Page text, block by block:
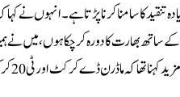
کا سامنا کرنا پڑتا ہے۔انہوں نے کہا
ساتھ بھارت کا دورہ کرچکا ہوں، میں نے
چاہا اور اب